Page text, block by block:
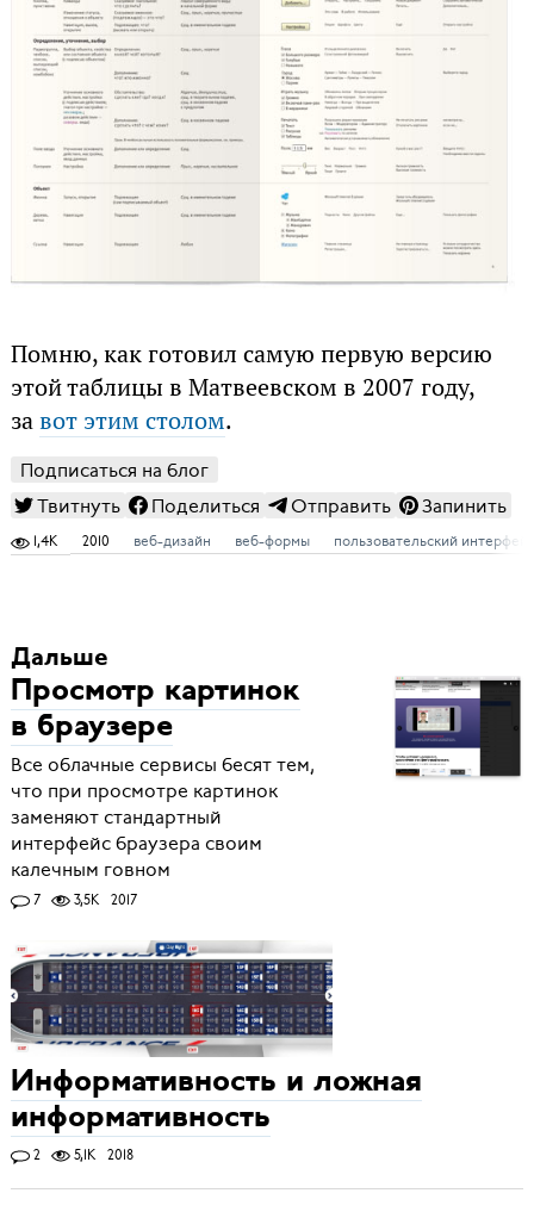
Помню, как готовил самую первую версию
этой таблицы в Матвеевском в 2007 году,
завот этим столом.
Подписаться на блог
Твитнуть
Поделиться Отправить Запинить
1,4K 2010 веб-дизайн веб-формы пользовательский интерфейс
Дальше
Просмотр картинок
в браузере
Все облачные сервисы бесят тем,
что при просмотре картинок
заменяют стандартный
интерфейс браузера своим
калечным говном
7 3,5K 2017
Информативность и ложная
информативность
2 5,1K 2018